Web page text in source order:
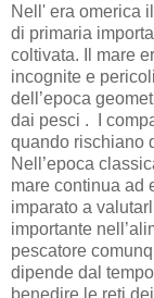
Nell' era omerica
di primaria
coltivata. Il mare
incognite e
dell’epoca
dai pesci .
I
quando rischiano
Nell’epoca
mare continua ad
imparato a
importante
pescatore
dipende dal
benedire le reti